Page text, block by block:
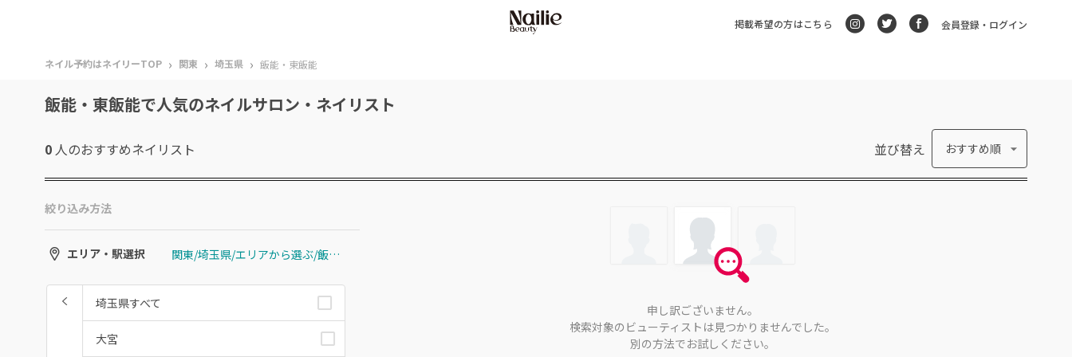
掲載希望の方はこちら 会員登録・ログイン
ネイル予約はネイリーTOP › 関東 › 埼玉県 › 飯能・東飯能
飯能・東飯能で人気のネイルサロン・ネイリスト
0 人のおすすめネイリスト 並び替え おすすめ順
絞り込み方法
エリア・駅選択 関東/埼玉県/エリアから選ぶ/飯能・東飯能
埼玉県すべて
大宮
申し訳ございません。
検索対象のビューティストは見つかりませんでした。
別の方法でお試しください。